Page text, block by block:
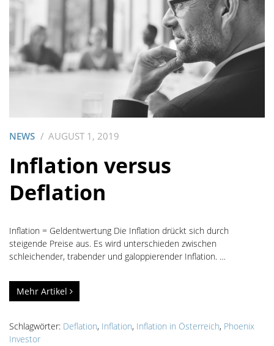
NEWS AUGUST 1, 2019
Inflation versus
Deflation
Inflation = Geldentwertung Die Inflation drückt sich durch
steigende Preise aus. Es wird unterschieden zwischen
schleichender, trabender und galoppierender Inflation. …
Mehr Artikel
Schlagwörter: Deflation, Inflation, Inflation in Österreich, Phoenix
Investor